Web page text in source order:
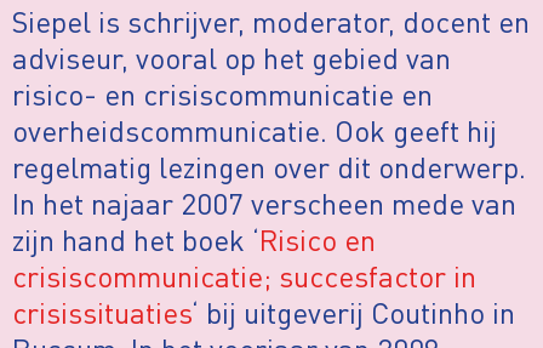
Siepel is schrijver, moderator, docent en
adviseur, vooral op het gebied van
risico- en crisiscommunicatie en
overheidscommunicatie. Ook geeft hij
regelmatig lezingen over dit onderwerp.
In het najaar 2007 verscheen mede van
zijn hand het boek ‘Risico en
crisiscommunicatie; succesfactor in
crisissituaties‘ bij uitgeverij Coutinho in